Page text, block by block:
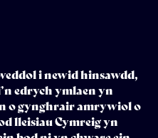
i newid hinsawdd,
edrych ymlaen yn
o gynghrair amrywiol o
lleisiau Cymreig yn